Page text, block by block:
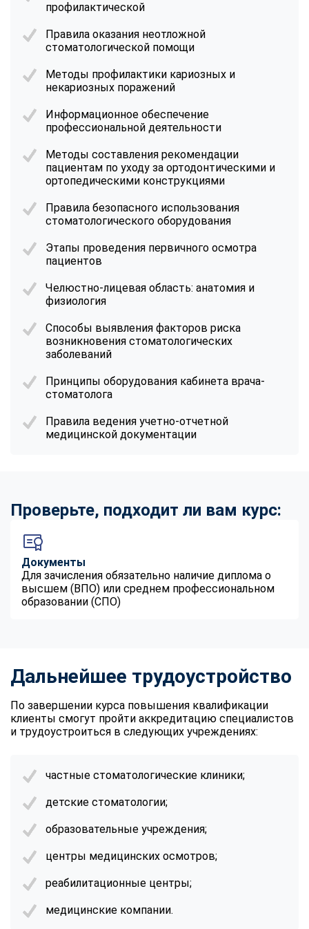
профилактической
Правила оказания неотложной
стоматологической помощи
Методы профилактики кариозных и
некариозных поражений
Информационное обеспечение
профессиональной деятельности
Методы составления рекомендации
пациентам по уходу за ортодонтическими и
ортопедическими конструкциями
Правила безопасного использования
стоматологического оборудования
Этапы проведения первичного осмотра
пациентов
Челюстно-лицевая область: анатомия и
физиология
Способы выявления факторов риска
возникновения стоматологических
заболеваний
Принципы оборудования кабинета врача-
стоматолога
Правила ведения учетно-отчетной
медицинской документации
Проверьте, подходит ли вам курс:
Документы
Для зачисления обязательно наличие диплома о
высшем (ВПО) или среднем профессиональном
образовании (СПО)
Дальнейшее трудоустройство
По завершении курса повышения квалификации
клиенты смогут пройти аккредитацию специалистов
и трудоустроиться в следующих учреждениях:
частные стоматологические клиники;
детские стоматологии;
образовательные учреждения;
центры медицинских осмотров;
реабилитационные центры;
медицинские компании.